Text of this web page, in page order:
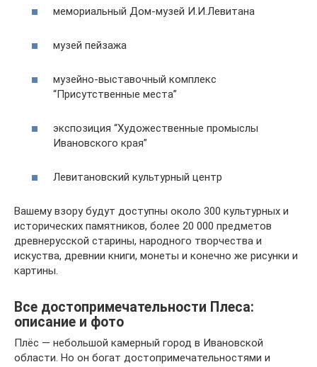
мемориальный Дом-музей И.И.Левитана
музей пейзажа
музейно-выставочный комплекс
“Присутственные места”
экспозиция “Художественные промыслы
Ивановского края”
Левитановский культурный центр
Вашему взору будут доступны около 300 культурных и
исторических памятников, более 20 000 предметов
древнерусской старины, народного творчества и
искуства, древнии книги, монеты и конечно же рисунки и
картины.
Все достопримечательности Плеса:
описание и фото
Плёс — небольшой камерный город в Ивановской
области. Но он богат достопримечательностями и